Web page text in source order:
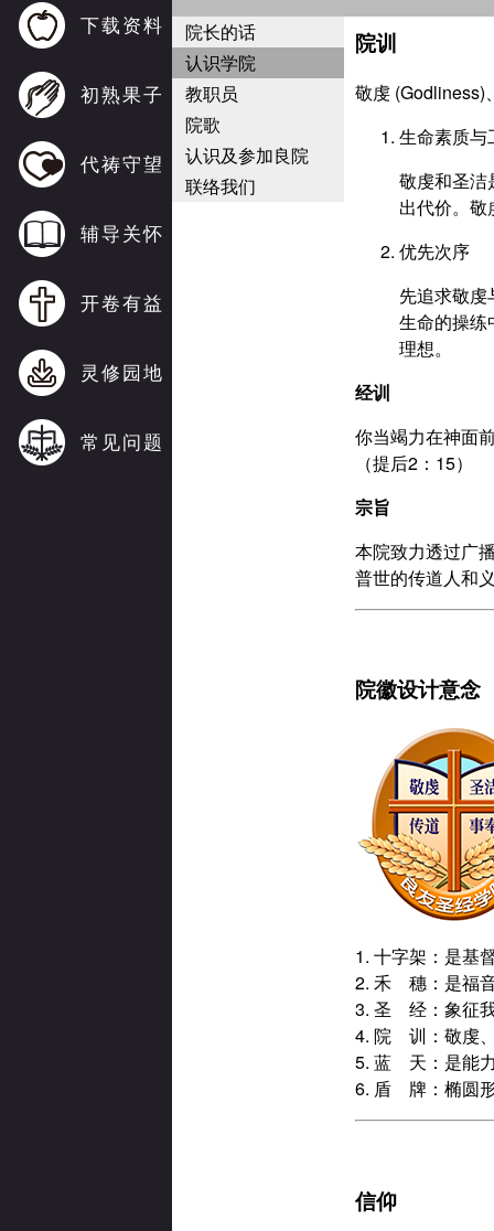
下载资料
初熟果子
代祷守望
辅导关怀
开卷有益
灵修园地
常见问题
院长的话
认识学院
教职员
院歌
认识及参加良院
联络我们
院训
敬虔 (Godliness)
生命素质与
敬虔和圣洁
出代价。
优先次序
先追求敬虔
生命的操练
理想。
经训
你当竭力在神面
（提后2：15）
宗旨
本院致力透过广
普世的传道人和
院徽设计意念
1. 十字架：是基
2. 禾 穗：是福
3. 圣 经：象征
4. 院 训：敬虔
5. 蓝 天：是能
6. 盾 牌：椭圆
信仰